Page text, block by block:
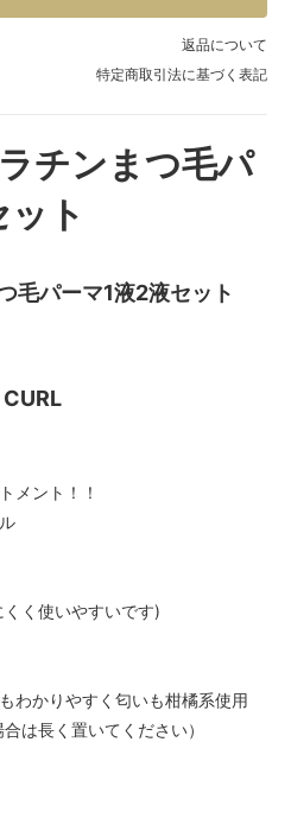
返品について
特定商取引法に基づく表記
チンまつ毛パ
ト
毛パーマ1液2液セット
メント！！
く使いやすいです)
わかりやすく匂いも柑橘系使用
は長く置いてください）